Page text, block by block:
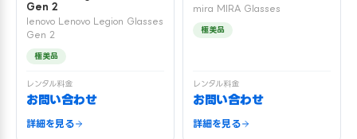
Gen 2
lenovo Lenovo Legion Glasses
Gen 2
極美品
レンタル料金
お問い合わせ
詳細を見る
mira MIRA Glasses
極美品
レンタル料金
お問い合わせ
詳細を見る